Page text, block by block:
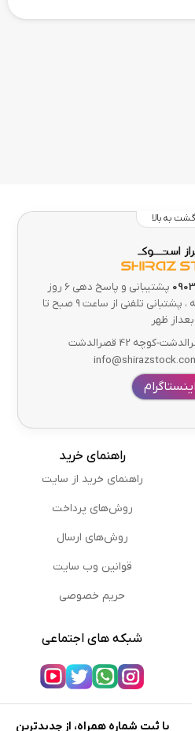
به بالا
پشتیبانی و پاسخ دهی 6 روز
در هفته از شنبه تا پنجشنبه ، پشتبانی تلفنی از ساعت ۹ صبح تا
کوچه 42 قصرالدشت
اینستاگرام
راهنمای خرید
راهنمای خرید از سایت
روش‌های پرداخت
روش‌های ارسال
قوانین وب سایت
حریم خصوصی
شبکه های اجتماعی
با ثبت شماره همراه، از جدیدترین